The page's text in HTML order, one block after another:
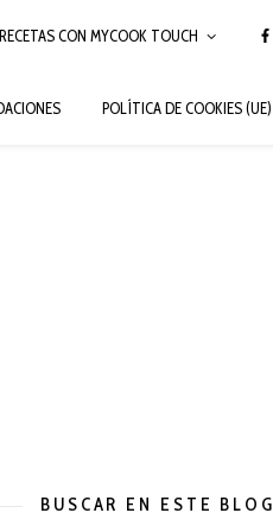
RECETAS CON MYCOOK TOUCH
POLÍTICA DE COOKIES (UE)
BUSCAR EN ESTE BLOG